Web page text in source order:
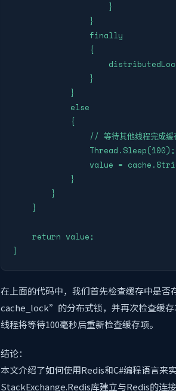
                    }
                }
                finally
                {
                }
            }
            else
            {
// 等待其他线程完成缓
                Thread.Sleep(100);
value =
            }
        }
    }
    return value;
}
在上面的代码中，我们首先检查缓存中是
cache_lock”的分布式锁，并再次检查缓存
线程将等待100毫秒后重新检查缓存项。
结论：
本文介绍了如何使用Redis和C#编程语言来
StackExchange.Redis库建立与Redis的连